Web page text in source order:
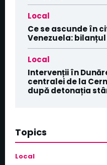
Local
Ce se ascunde în
Venezuela: bilanțul
Local
Intervenții în
centralei de la
după detonația
Topics
Local